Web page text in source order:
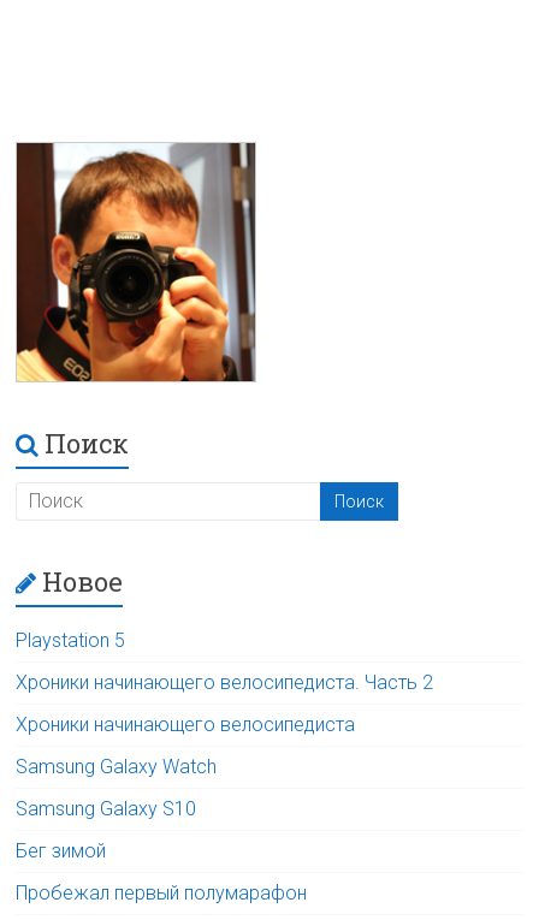
Поиск
Новое
Playstation 5
Хроники начинающего велосипедиста. Часть 2
Хроники начинающего велосипедиста
Samsung Galaxy Watch
Samsung Galaxy S10
Бег зимой
Пробежал первый полумарафон